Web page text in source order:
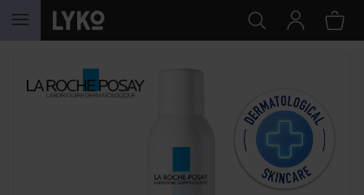
PRZEJDŹ DO TREŚCI